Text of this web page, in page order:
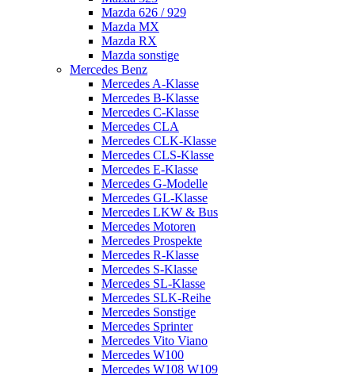
Mazda 626 / 929
Mazda MX
Mazda RX
Mazda sonstige
Mercedes Benz
Mercedes A-Klasse
Mercedes B-Klasse
Mercedes C-Klasse
Mercedes CLA
Mercedes CLK-Klasse
Mercedes CLS-Klasse
Mercedes E-Klasse
Mercedes G-Modelle
Mercedes GL-Klasse
Mercedes LKW & Bus
Mercedes Motoren
Mercedes Prospekte
Mercedes R-Klasse
Mercedes S-Klasse
Mercedes SL-Klasse
Mercedes SLK-Reihe
Mercedes Sonstige
Mercedes Sprinter
Mercedes Vito Viano
Mercedes W100
Mercedes W108 W109